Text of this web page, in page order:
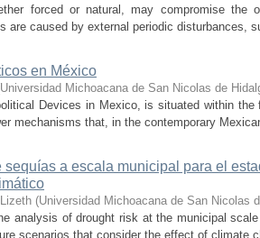
forced or natural, may compromise the
are caused by external periodic disturbances,
en México
Universidad Michoacana de San Nicolas de
Devices in Mexico, is situated within
mechanisms that, in the contemporary
a escala municipal para el
(Universidad Michoacana de San Nicolas
analysis of drought risk at the municipal
scenarios that consider the effect of climate